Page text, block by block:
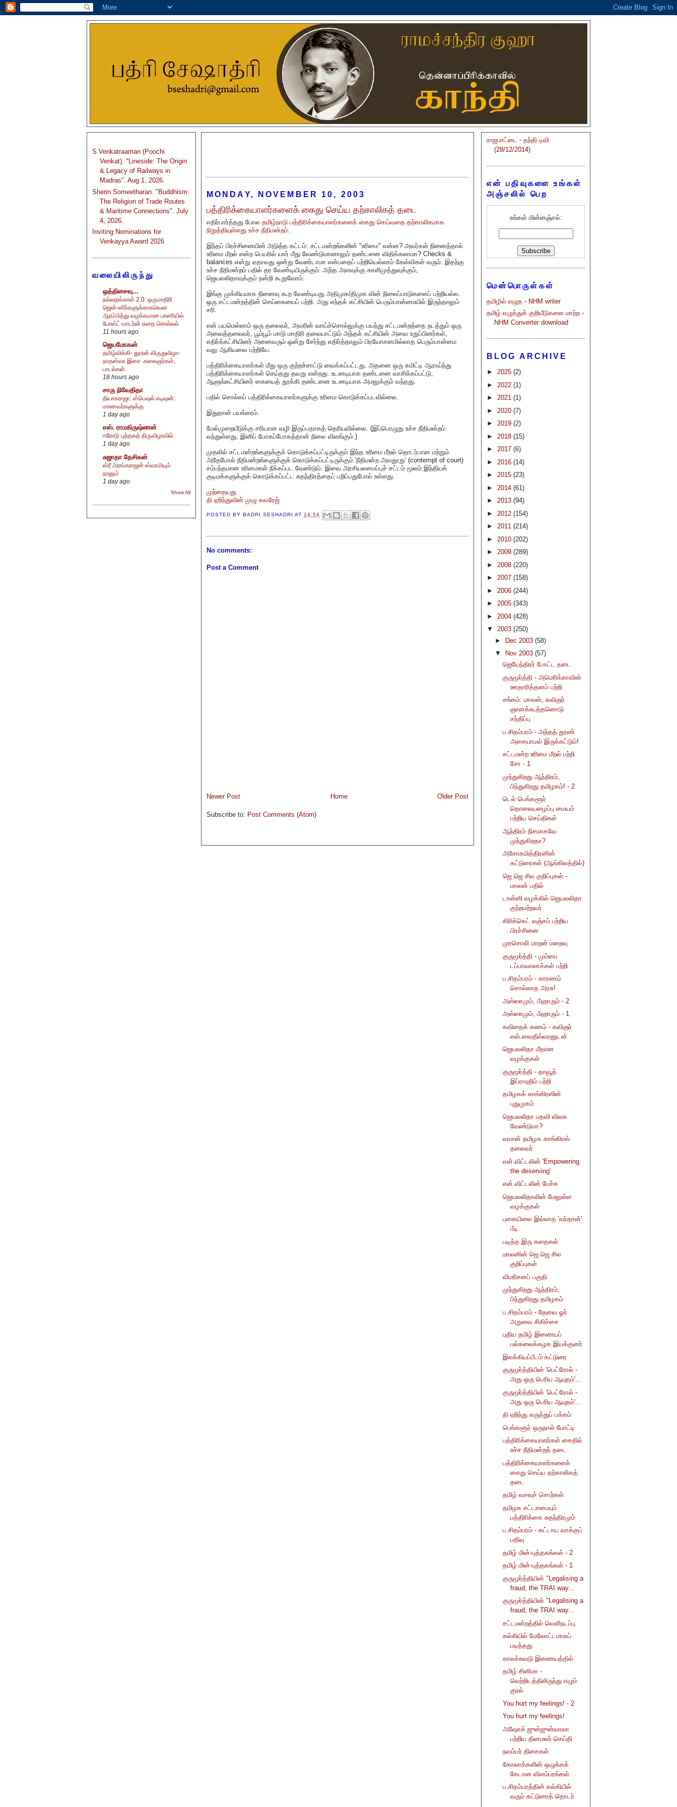
S Venkatraaman (Poochi
Venkat). "Lineside: The Origin
& Legacy of Railways in
Madras". Aug 1, 2026.
Sherin Someetharan. "Buddhism:
The Religion of Trade Routes
& Maritime Connections". July
4, 2026.
Inviting Nominations for
Venkayya Award 2026
வலையிலிருந்து
ஒத்திசைவு...
நல்லதங்காள் 2.0: ஒருமாதிரி
ஜென்-ஸீக்களுக்காகவென
ஆரம்பித்து வழக்கமான பாணியில்
போஸ்ட்-மாடர்ன் கதை சொல்லல்
11 hours ago
ஜெயமோகன்
தமிழ்விக்கி- தூரன் விருதுவிழா-
நாதஸ்வர இசை .கலைஞர்கள்,
பாடல்கள்.
18 hours ago
சாரு நிவேதிதா
தியாகராஜா: ஸ்பெஷல் எடிஷன்:
மாணவர்களுக்கு
1 day ago
எஸ். ராமகிருஷ்ணன்
ஈரோடு புத்தகத் திருவிழாவில்
1 day ago
சுஜாதா தேசிகன்
ஸ்ரீ அரங்கராஜன் ஸ்வாமியும்
நானும்
1 day ago
Show All
MONDAY, NOVEMBER 10, 2003
பத்திரிக்கையாளர்களைக் கைது செய்ய தற்காலிகத் தடை
எதிர்பார்த்தது போல தமிழ்நாடு பத்திரிக்கையாளர்களைக் கைது செய்வதை தற்காலிகமாக
நிறுத்தியுள்ளது உச்ச நீதிமன்றம்.
இந்தப் பிரச்சினையின் அடுத்த கட்டம்: சட்டமன்றங்களின் "உரிமை" என்ன? அவர்கள் நினைத்தால்
உரிமை மீறல் என்ற பெயரில் யார் மீது வேண்டுமானாலும் தண்டனை விதிக்கலாமா? Checks &
balances என்று ஏதாவது ஒன்று வேண்டாமா என்பதைப் பற்றியெல்லாம் கேள்விகள் வரும். இதற்கு
உச்ச நீதிமன்றம் பதில் தர வேண்டியிருக்கும். அந்த அளவுக்கு காளிமுத்துவுக்கும்,
ஜெயலலிதாவுக்கும் நன்றி கூறுவோம்.
இங்கு முக்கியமாக நினைவு கூற வேண்டியது அதிமுக/திமுக வின் நிலைப்பாடுகளைப் பற்றியல்ல.
ஒரு சட்டமன்றத்தின் செய்கையைப் பற்றி. அது எந்தக் கட்சியின் பெரும்பான்மையில் இருந்தாலும்
சரி.
என் பயமெல்லாம் ஒரு தலைவர், அவரின் வாய்ச்சொல்லுக்கு பயந்து சட்டமன்றத்தை நடத்தும் ஒரு
அவைத்தலைவர், பூம்பூம் மாடு மாதிரி தலையாட்டும் அந்தக் கட்சியின் அவை உறுப்பினர்கள்,
எதிர்க்கட்சியினர் அனைவரும் ஒன்று சேர்ந்து எதிர்த்தாலும் பிரயோசனமில்லாத பெரும்பான்மை
வலு ஆகியவை பற்றியே.
பத்திரிக்கையாளர்கள் மீது ஒரு குற்றச்சாட்டு வைக்கப்பட்டது. அதனை ஒரு கமிட்டி ஆராய்ந்து
பத்திரிக்கையாளர்கள் செய்தது தவறு என்றது. உடனடியாக தண்டனை வாசிக்கப்பட்டு,
ஆளுங்கட்சியினர் கையைத் தூக்கி தண்டனை உடனடியாக அமலுக்கும் வந்தது.
பதில் சொல்லப் பத்திரிக்கையாளர்களுக்கு உரிமை கொடுக்கப்படவில்லை.
இதுதான் பயங்கரம்.
மேல்முறையீடுக்கு சரியான வழி இருப்பதாகத் தெரியவில்லை. (இப்பொழுது உச்ச நீதிமன்றம்
வந்துள்ளது, இனிப் போகப்போகத்தான் நிலை விளங்கும்.)
முதலில் சட்டமன்றங்களுக்குக் கொடுக்கப்பட்டிருக்கும் இந்த உரிமை மீறல் தொடர்பான மற்றும்
அதேபோல் நீதிமன்றங்களுக்குக் கொடுக்கப்பட்டிருக்கும் 'நீதிமன்ற அவதூறு' (contempt of court)
சம்பந்தமான உரிமைகள் நீக்கப்பட வேண்டும். இவை அரசியலமைப்புச் சட்டம் மூலம் இந்தியக்
குடிமக்களுக்குக் கொடுக்கப்பட்ட சுதந்திரத்தைப் பறிப்பதுபோல் உள்ளது.
முந்தையது
தி ஹிந்துவின் முழு கவரேஜ்
POSTED BY BADRI SESHADRI AT14:54
No comments:
Post a Comment
Newer Post Older Post
Home
Subscribe to: Post Comments (Atom)
ராஜபாட்டை - தந்தி டிவி
(28/12/2014)
என் பதிவுகளை உங்கள்
அஞ்சலில் பெற
உங்கள் மின்னஞ்சல்:
மென்பொருள்கள்
தமிழில் எழுத - NHM writer
தமிழ் எழுத்துக் குறியீடுகளை மாற்ற -
NHM Converter download
BLOG ARCHIVE
► 2025 (2)
► 2022 (1)
► 2021 (1)
► 2020 (7)
► 2019 (2)
► 2018 (15)
► 2017 (6)
► 2016 (14)
► 2015 (23)
► 2014 (61)
► 2013 (94)
► 2012 (154)
► 2011 (214)
► 2010 (202)
► 2009 (289)
► 2008 (220)
► 2007 (158)
► 2006 (244)
► 2005 (343)
► 2004 (428)
▼ 2003 (250)
► Dec 2003 (58)
▼
Nov 2003 (57)
ஜெயேந்திரர் போட்ட தடை
குருமூர்த்தி - அமெரிக்காவின்
ஊதாரித்தனம் பற்றி
சங்கம்: மாலன், கவிஞர்
ஞானக்கூத்தனொடு
சந்திப்பு
ப.சிதம்பரம் - அந்தத் தூண்
அசையாமல் இருக்கட்டும்!
சட்டமன்ற உரிமை மீறல் பற்றி
சோ - 1
முந்துகிறது ஆந்திரம்,
பிந்துகிறது தமிழகம்! - 2
டெல் பெங்களூர்
தொலையழைப்பு மையம்
பற்றிய செய்திகள்
ஆந்திரம் நிசமாகவே
முந்துகிறதா?
அசோகமித்திரனின்
கட்டுரைகள் (ஆங்கிலத்தில்)
ஜெ ஜெ சில குறிப்புகள் -
மாலன் பதில்
டான்ஸி வழக்கில் ஜெயலலிதா
குற்றமற்றவர்
கிரிக்கெட் லஞ்சம் பற்றிய
பிரச்சினை
முரசொலி மாறன் மறைவு
குருமூர்த்தி - மும்பை
டப்பாவாலாக்கள் பற்றி
ப.சிதம்பரம் - காரணம்
சொல்லாத அரசு!
அஸ்ஸாமும், பீஹாரும் - 2
அஸ்ஸாமும், பீஹாரும் - 1
கவிதைக் கணம் - கவிஞர்
எஸ்.வைதீஸ்வரனுடன்
ஜெயலலிதா மீதான
வழக்குகள்
குருமூர்த்தி - தாவூத்
இப்ராஹிம் பற்றி
தமிழகக் காங்கிரஸின்
புதுமுகம்
ஜெயலலிதா பதவி விலக
வேண்டுமா?
வாசன் தமிழக காங்கிரஸ்
தலைவர்
என்.விட்டலின் 'Empowering
the deserving'
என்.விட்டலின் பேச்சு
ஜெயலலிதாவின் மேலுள்ள
வழக்குகள்
புகையிலை இல்லாத 'வர்தான்'
பீடி
படித்த இரு கதைகள்
மாலனின் ஜெ.ஜெ சில
குறிப்புகள்
விமரிசனப் பகுதி
முந்துகிறது ஆந்திரம்,
பிந்துகிறது தமிழகம்
ப.சிதம்பரம் - தேவை ஓர்
அறுவை சிகிச்சை
புதிய தமிழ் இணையப்
பல்கலைக்கழக இயக்குனர்
இலக்கியப்பீடம் கட்டுரை
குருமூர்த்தியின் 'பெட்ரோல் -
அது ஒரு பெரிய ஆயுதம்'...
குருமூர்த்தியின் 'பெட்ரோல் -
அது ஒரு பெரிய ஆயுதம்'...
தி ஹிந்து கருத்துப் பக்கம்
பெங்களூர் ஒருநாள் போட்டி
பத்திரிக்கையாளர்கள் கைதில்
உச்ச நீதிமன்றத் தடை
பத்திரிக்கையாளர்களைக்
கைது செய்ய தற்காலிகத்
தடை
தமிழ் வசவுச் சொற்கள்
தமிழக சட்டசபையும்
பத்திரிக்கை சுதந்திரமும்
ப.சிதம்பரம் - கட்டாய வாக்குப்
பதிவு
தமிழ் மின்-புத்தகங்கள் - 2
தமிழ் மின்-புத்தகங்கள் - 1
குருமூர்த்தியின் "Legalising a
fraud, the TRAI way...
குருமூர்த்தியின் "Legalising a
fraud, the TRAI way...
சட்டமன்றத்தில் வெளிநடப்பு
கல்கியில் மேலோட்டமாகப்
படித்தது
காலச்சுவடு இணையத்தில்
தமிழ் சினிமா -
வெற்றிடத்திலிருந்து எழும்
குரல்
You hurt my feelings! - 2
You hurt my feelings!
அஷோக் ஜுன்ஜுன்வாலா
பற்றிய தினமலர் செய்தி
நவம்பர் திசைகள்
கோலாக்களின் ஒழுக்கக்
கேடான விளம்பரங்கள்
ப.சிதம்பரத்தின் கல்கியில்
வரும் கட்டுரைத் தொடர்